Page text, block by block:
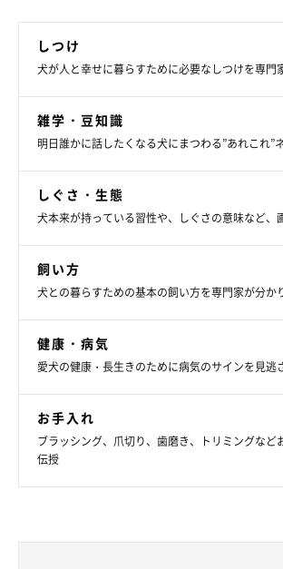
しつけ
犬が人と幸せに暮らすために必要なしつけを専門
雑学・豆知識
明日誰かに話したくなる犬にまつわる”あれこれ”
しぐさ・生態
犬本来が持っている習性や、しぐさの意味など、
飼い方
犬との暮らすための基本の飼い方を専門家が分か
健康・病気
愛犬の健康・長生きのために病気のサインを見逃
お手入れ
ブラッシング、爪切り、歯磨き、トリミングなど
伝授